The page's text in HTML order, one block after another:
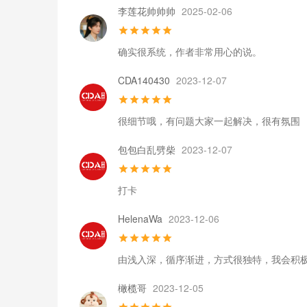
李莲花帅帅帅 2025-02-06
确实很系统，作者非常用心的说。
CDA140430 2023-12-07
很细节哦，有问题大家一起解决，很有氛围
包包白乱劈柴 2023-12-07
打卡
HelenaWa 2023-12-06
由浅入深，循序渐进，方式很独特，我会积
橄榄哥 2023-12-05